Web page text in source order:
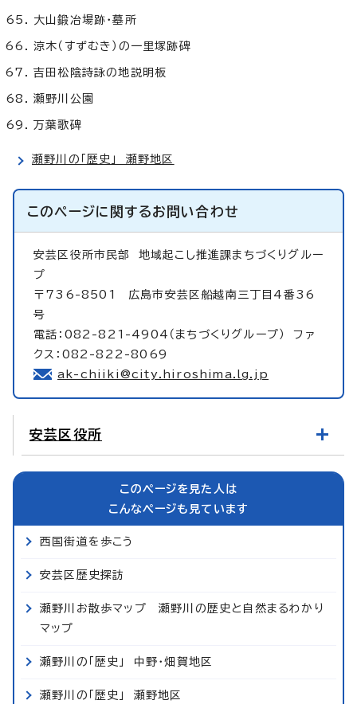
大山鍛冶場跡・墓所
涼木（すずむき）の一里塚跡碑
吉田松陰詩詠の地説明板
瀬野川公園
万葉歌碑
瀬野川の「歴史」 瀬野地区
このページに関するお問い合わせ
安芸区役所市民部 地域起こし推進課まちづくりグルー
プ
〒736-8501 広島市安芸区船越南三丁目4番36
号
電話：082-821-4904（まちづくりグループ） ファ
クス：082-822-8069
ak-chiiki@city.hiroshima.lg.jp
安芸区役所
このページを見た人は
こんなページも見ています
西国街道を歩こう
安芸区歴史探訪
瀬野川お散歩マップ 瀬野川の歴史と自然まるわかり
マップ
瀬野川の「歴史」 中野・畑賀地区
瀬野川の「歴史」 瀬野地区